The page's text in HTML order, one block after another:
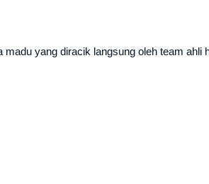
yang diracik langsung oleh team ahli